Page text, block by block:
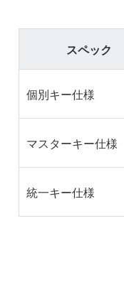
スペック
個別キー仕様
マスターキー仕様
統一キー仕様